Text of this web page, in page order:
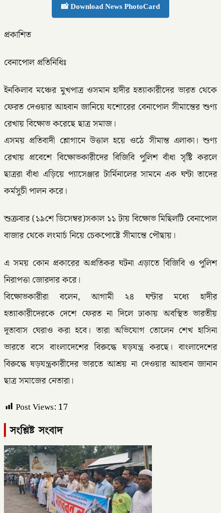
📸 Download News PhotoCard
প্রকাশিত
বেনাপোল প্রতিনিধিঃ
ইনকিলাব মঞ্চের মুখপাত্র ওসমান হাদীর হত্যাকারীদের ভারত থেকে
ফেরত দেওয়ার আহবান জানিয়ে যশোরের বেনাপোল সীমান্তের শুণ্য
রেখায় বিক্ষোভ করেছে ছাত্র সমাজ।
এসময় প্রতিবাদী শ্লোগানে উত্তাল হয়ে ওঠে সীমান্ত এলাকা। শুণ্য
রেখায় প্রবেশে বিক্ষোভকারীদের বিজিবি পুলিশ বাঁধা সৃষ্টি করলে
ছাত্ররা বাঁধা এড়িয়ে প্যাসেঞ্জার টার্মিনালের সামনে এক ঘন্টা তাদের
কর্মসুচী পালন করে।
শুক্রবার (১৯শে ডিসেম্বর)সকাল ১১ টায় বিক্ষোভ মিছিলটি বেনাপোল
বাজার থেকে লংমার্চ নিয়ে চেকপোষ্টে সীমান্তে পৌছায়।
এ সময় কোন প্রকারের অপ্রতিকর ঘটনা এড়াতে বিজিবি ও পুলিশ
নিরাপত্তা জোরদার করে।
বিক্ষোভকারীরা বলেন, আগামী ২৪ ঘন্টার মধ্যে হাদীর
হত্যাকারীদেরকে দেশে ফেরত না দিলে ঢাকায় অবস্থিত ভারতীয়
দূতাবাস ঘেরাও করা হবে। তারা অভিযোগ তোলেন শেখ হাসিনা
ভারতে বসে বাংলাদেশের বিরুদ্ধে ষড়যন্ত্র করছে। বাংলাদেশের
বিরুদ্ধে ষড়যন্ত্রকারীদের ভারতে আশ্রয় না দেওয়ার আহবান জানান
ছাত্র সমাজের নেতারা।
Post Views: 17
সংশ্লিষ্ট সংবাদ